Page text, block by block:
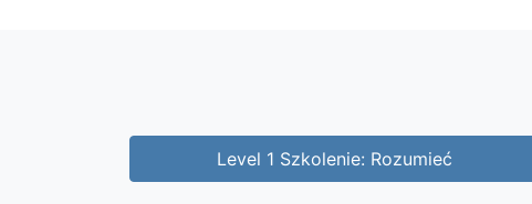
Level 1 Szkolenie: Rozumieć